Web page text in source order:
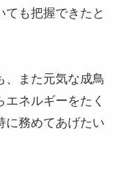
ても把握できたと
、また元気な成鳥
ネルギーをたく
に務めてあげたい